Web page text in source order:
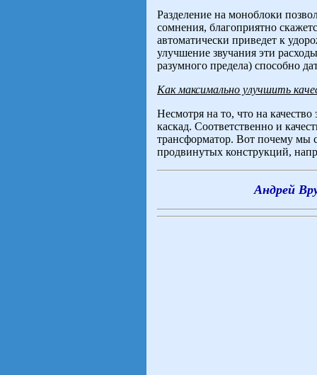
Разделение на моноблоки
сомнения, благоприятно
автоматически приведет к
улучшение звучания эти
разумного предела) способно
Как максимально улучшить
Несмотря на то, что на
каскад. Соответственно и
трансформатор. Вот почему мы
продвинутых конструкций,
Андрей